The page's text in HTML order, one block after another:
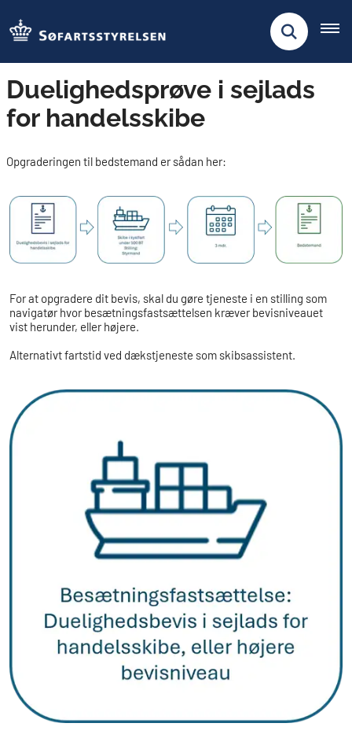
Duelighedsprøve i sejlads
for handelsskibe
Opgraderingen til bedstemand er sådan her:
For at opgradere dit bevis, skal du gøre tjeneste i en stilling som
navigatør hvor besætningsfastsættelsen kræver bevisniveauet
vist herunder, eller højere.
Alternativt fartstid ved dækstjeneste som skibsassistent.